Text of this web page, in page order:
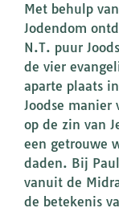
Met behulp
Jodendom
N.T. puur
de vier
aparte plaats
Joodse
op de zin van
een getrouwe
daden. Bij
vanuit de
de betekenis